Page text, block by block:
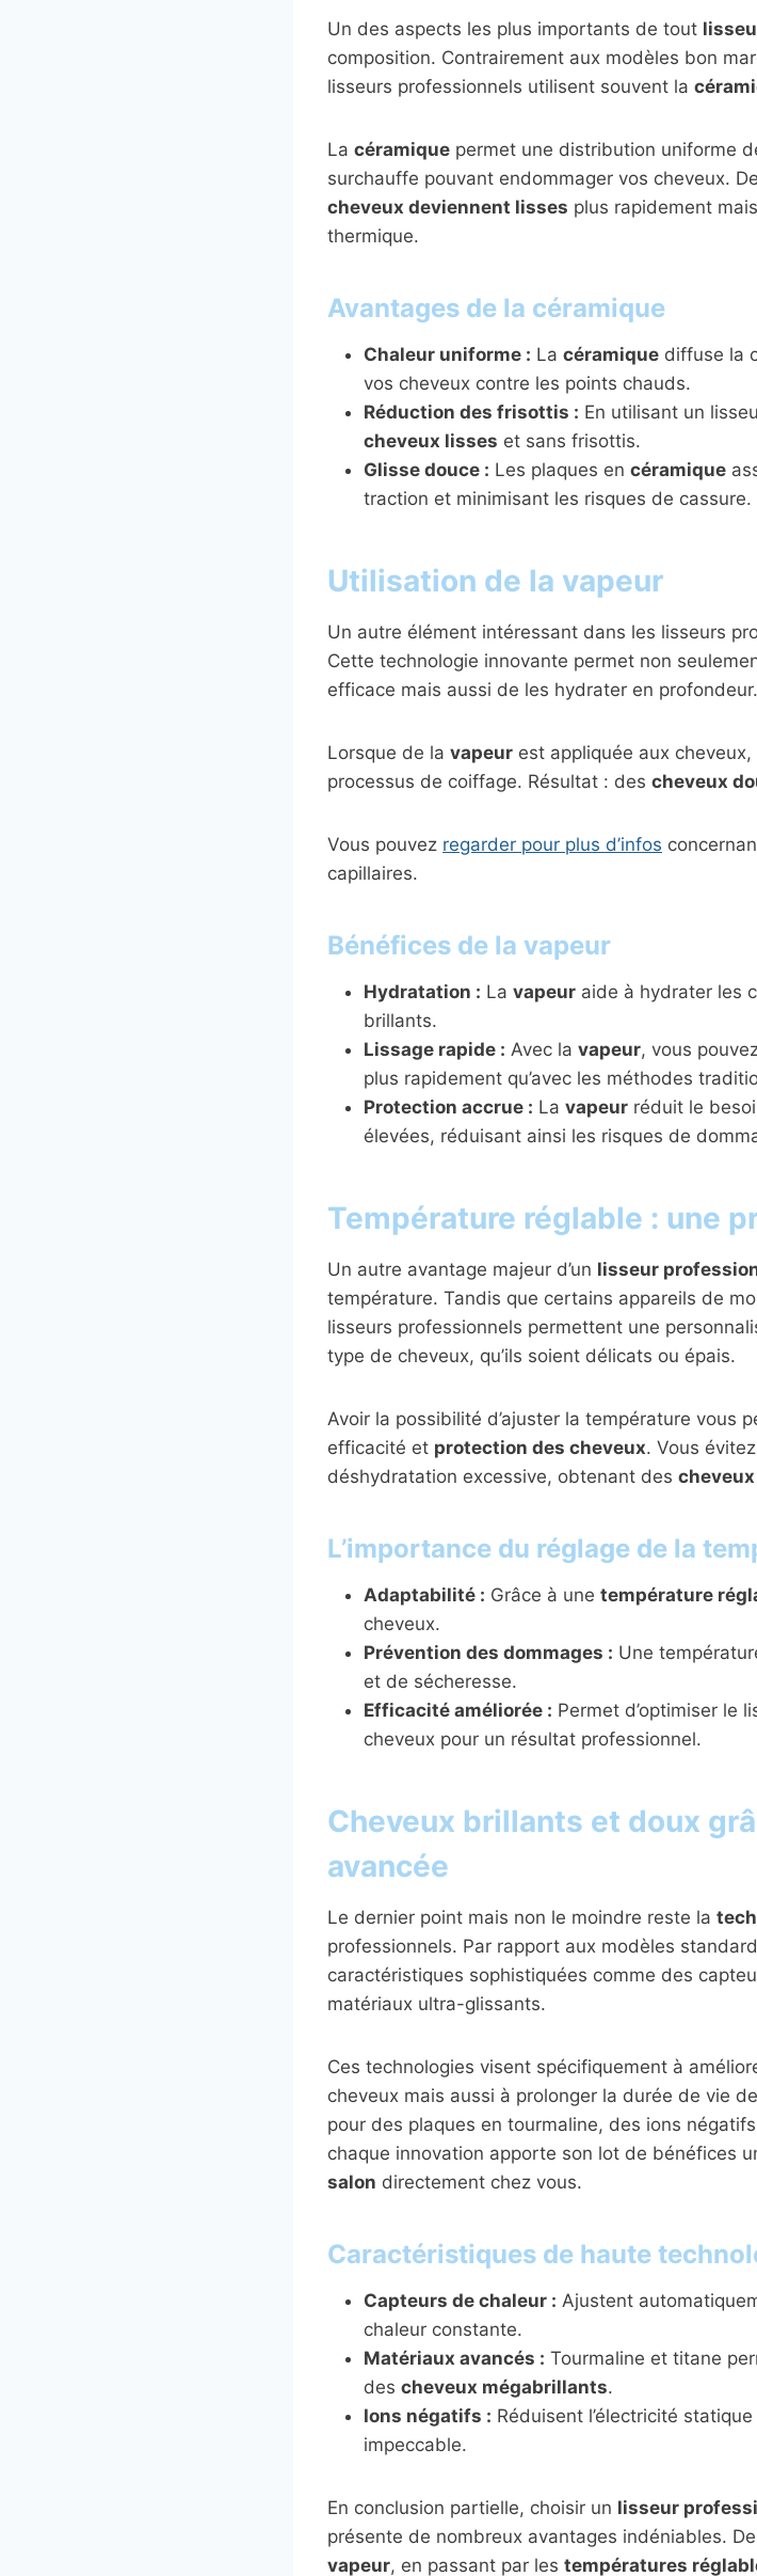
Un des aspects les plus importants de tout
composition. Contrairement aux modèles bon
lisseurs professionnels utilisent souvent la
La céramique permet une distribution uniforme
surchauffe pouvant endommager vos cheveux.
cheveux deviennent lisses plus rapidement
thermique.
Avantages de la céramique
Chaleur uniforme : La céramique diffuse la
vos cheveux contre les points chauds.
Réduction des frisottis : En utilisant un
cheveux lisses et sans frisottis.
Glisse douce : Les plaques en céramique
traction et minimisant les risques de cassure.
Utilisation de la vapeur
Un autre élément intéressant dans les lisseurs
Cette technologie innovante permet non
efficace mais aussi de les hydrater en profondeur.
Lorsque de la vapeur est appliquée aux
processus de coiffage. Résultat : des cheveux
Vous pouvez regarder pour plus d’infos
capillaires.
Bénéfices de la vapeur
Hydratation : La vapeur aide à hydrater les
brillants.
Lissage rapide : Avec la vapeur, vous
plus rapidement qu’avec les méthodes
Protection accrue : La vapeur réduit le
élevées, réduisant ainsi les risques de
Température réglable : une
Un autre avantage majeur d’un lisseur
température. Tandis que certains appareils de
lisseurs professionnels permettent une
type de cheveux, qu’ils soient délicats ou épais.
Avoir la possibilité d’ajuster la température vous
efficacité et protection des cheveux. Vous
déshydratation excessive, obtenant des
L’importance du réglage de la
Adaptabilité : Grâce à une température
cheveux.
Prévention des dommages : Une
et de sécheresse.
Efficacité améliorée : Permet d’optimiser le
cheveux pour un résultat professionnel.
Cheveux brillants et doux
avancée
Le dernier point mais non le moindre reste la
professionnels. Par rapport aux modèles
caractéristiques sophistiquées comme des
matériaux ultra-glissants.
Ces technologies visent spécifiquement à
cheveux mais aussi à prolonger la durée de vie
pour des plaques en tourmaline, des ions
chaque innovation apporte son lot de bénéfices
salon directement chez vous.
Caractéristiques de haute
Capteurs de chaleur : Ajustent
chaleur constante.
Matériaux avancés : Tourmaline et titane
des cheveux mégabrillants.
Ions négatifs : Réduisent l’électricité
impeccable.
En conclusion partielle, choisir un lisseur
présente de nombreux avantages indéniables.
vapeur, en passant par les températures